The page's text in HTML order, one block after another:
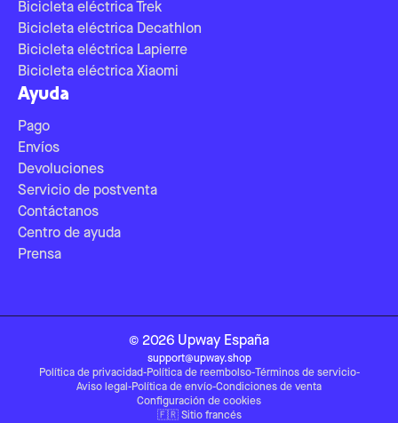
Bicicleta eléctrica Trek
Bicicleta eléctrica Decathlon
Bicicleta eléctrica Lapierre
Bicicleta eléctrica Xiaomi
Ayuda
Pago
Envíos
Devoluciones
Servicio de postventa
Contáctanos
Centro de ayuda
Prensa
© 2026 Upway España
support@upway.shop
Política de privacidad-Política de reembolso-Términos de servicio-
Aviso legal -Política de envío-Condiciones de venta
Configuración de cookies
🇫🇷 Sitio francés